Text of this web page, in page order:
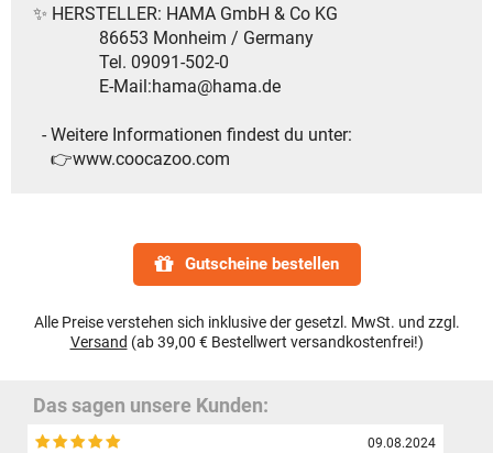
✨ HERSTELLER: HAMA GmbH & Co KG
86653 Monheim / Germany
Tel. 09091-502-0
E-Mail:hama@hama.de
- Weitere Informationen findest du unter:
👉www.coocazoo.com
Gutscheine bestellen
Alle Preise verstehen sich inklusive der gesetzl. MwSt. und zzgl.
Versand (ab 39,00 € Bestellwert versandkostenfrei!)
Das sagen unsere Kunden:
09.08.2024